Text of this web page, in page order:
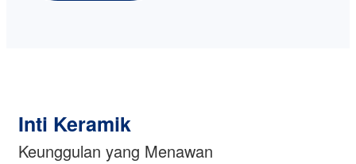
Inti Keramik
Keunggulan yang Menawan